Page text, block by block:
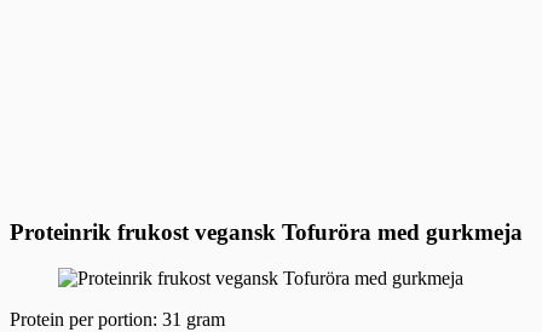
Proteinrik frukost vegansk Tofuröra med gurkmeja
Protein per portion: 31 gram